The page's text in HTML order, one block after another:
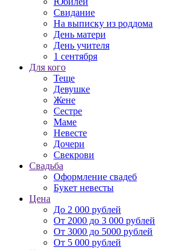
Свидание
На выписку из роддома
День матери
День учителя
1 сентября
Для кого
Теще
Девушке
Жене
Сестре
Маме
Невесте
Дочери
Свекрови
Свадьба
Оформление свадеб
Букет невесты
Цена
До 2 000 рублей
От 2000 до 3 000 рублей
От 3000 до 5000 рублей
От 5 000 рублей